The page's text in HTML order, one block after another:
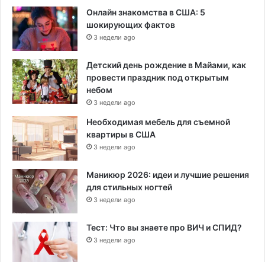
Онлайн знакомства в США: 5
шокирующих фактов
3 недели ago
Детский день рождение в Майами, как
провести праздник под открытым
небом
3 недели ago
Необходимая мебель для съемной
квартиры в США
3 недели ago
Маникюр 2026: идеи и лучшие решения
для стильных ногтей
3 недели ago
Тест: Что вы знаете про ВИЧ и СПИД?
3 недели ago